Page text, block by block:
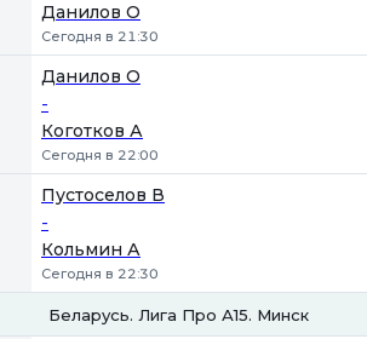
Данилов О
Сегодня в 21:30
Данилов О
-
Коготков А
Сегодня в 22:00
Пустоселов В
-
Кольмин А
Сегодня в 22:30
Беларусь. Лига Про А15. Минск